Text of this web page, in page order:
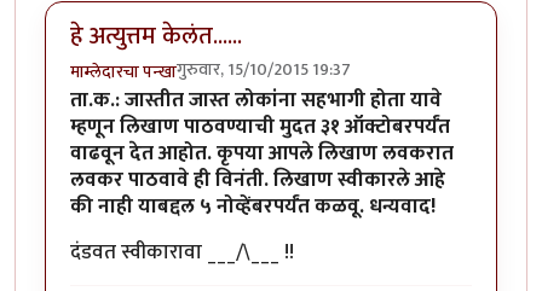
हे अत्युत्तम केलंत......
माम्लेदारचा पन्खागुरुवार, 15/10/2015 19:37
ता.क.: जास्तीत जास्त लोकांना सहभागी होता यावे
म्हणून लिखाण पाठवण्याची मुदत ३१ ऑक्टोबरपर्यंत
वाढवून देत आहोत. कृपया आपले लिखाण लवकरात
लवकर पाठवावे ही विनंती. लिखाण स्वीकारले आहे
की नाही याबद्दल ५ नोव्हेंबरपर्यंत कळवू. धन्यवाद!
दंडवत स्वीकारावा ___/\___ !!